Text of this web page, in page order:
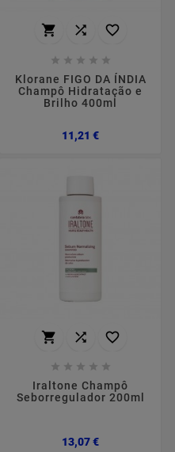
  
    
Klorane FIGO DA ÍNDIA
Champô Hidratação e
Brilho 400ml
11,21 €Preço
  
    
Iraltone Champô
Seborregulador 200ml
13,07 €Preço